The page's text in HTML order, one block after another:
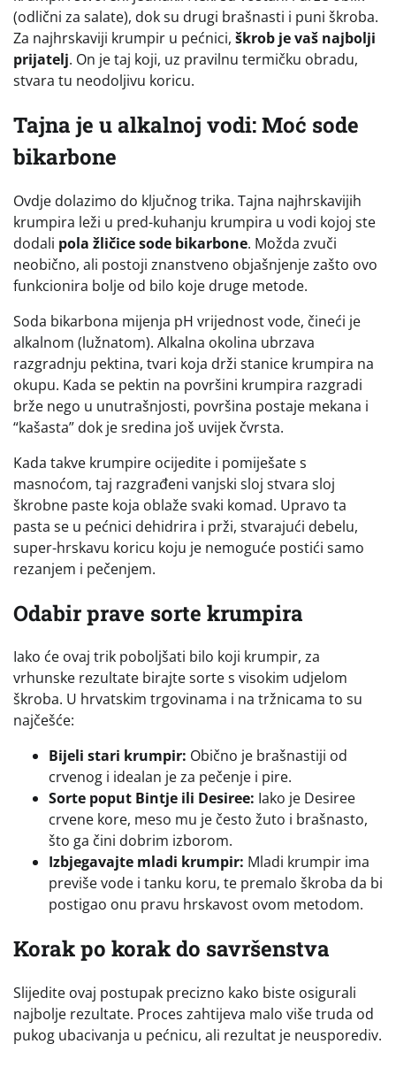
(odlični za salate), dok su drugi brašnasti i puni škroba.
Za najhrskaviji krumpir u pećnici, škrob je vaš najbolji
prijatelj. On je taj koji, uz pravilnu termičku obradu,
stvara tu neodoljivu koricu.
Tajna je u alkalnoj vodi: Moć sode
bikarbone
Ovdje dolazimo do ključnog trika. Tajna najhrskavijih
krumpira leži u pred-kuhanju krumpira u vodi kojoj ste
dodali pola žličice sode bikarbone. Možda zvuči
neobično, ali postoji znanstveno objašnjenje zašto ovo
funkcionira bolje od bilo koje druge metode.
Soda bikarbona mijenja pH vrijednost vode, čineći je
alkalnom (lužnatom). Alkalna okolina ubrzava
razgradnju pektina, tvari koja drži stanice krumpira na
okupu. Kada se pektin na površini krumpira razgradi
brže nego u unutrašnjosti, površina postaje mekana i
“kašasta” dok je sredina još uvijek čvrsta.
Kada takve krumpire ocijedite i pomiješate s
masnoćom, taj razgrađeni vanjski sloj stvara sloj
škrobne paste koja oblaže svaki komad. Upravo ta
pasta se u pećnici dehidrira i prži, stvarajući debelu,
super-hrskavu koricu koju je nemoguće postići samo
rezanjem i pečenjem.
Odabir prave sorte krumpira
Iako će ovaj trik poboljšati bilo koji krumpir, za
vrhunske rezultate birajte sorte s visokim udjelom
škroba. U hrvatskim trgovinama i na tržnicama to su
najčešće:
Bijeli stari krumpir: Obično je brašnastiji od
crvenog i idealan je za pečenje i pire.
Sorte poput Bintje ili Desiree: Iako je Desiree
crvene kore, meso mu je često žuto i brašnasto,
što ga čini dobrim izborom.
Izbjegavajte mladi krumpir: Mladi krumpir ima
previše vode i tanku koru, te premalo škroba da bi
postigao onu pravu hrskavost ovom metodom.
Korak po korak do savršenstva
Slijedite ovaj postupak precizno kako biste osigurali
najbolje rezultate. Proces zahtijeva malo više truda od
pukog ubacivanja u pećnicu, ali rezultat je neusporediv.